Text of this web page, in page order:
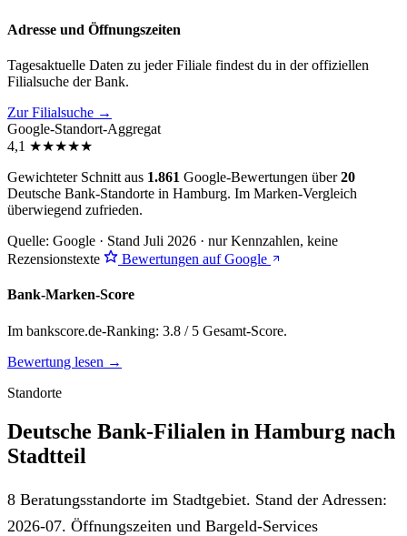
Adresse und Öffnungszeiten
Tagesaktuelle Daten zu jeder Filiale findest du in der offiziellen
Filialsuche der Bank.
Zur Filialsuche →
Google-Standort-Aggregat
4,1 ★★★★★
Gewichteter Schnitt aus 1.861 Google-Bewertungen über20
Deutsche Bank-Standorte in Hamburg. Im Marken-Vergleich
überwiegend zufrieden.
Quelle: Google · Stand Juli 2026 · nur Kennzahlen, keine
Rezensionstexte
Bewertungen auf Google
Bank-Marken-Score
Im bankscore.de-Ranking: 3.8 / 5 Gesamt-Score.
Bewertung lesen →
Standorte
Deutsche Bank-Filialen in Hamburg nach
Stadtteil
8 Beratungsstandorte im Stadtgebiet. Stand der Adressen:
2026-07. Öffnungszeiten und Bargeld-Services